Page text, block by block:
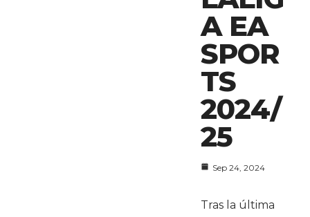
A EA
SPOR
TS
2024/
25
Sep 24, 2024
Tras la última